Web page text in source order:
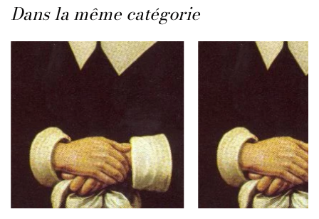
Dans la même catégorie